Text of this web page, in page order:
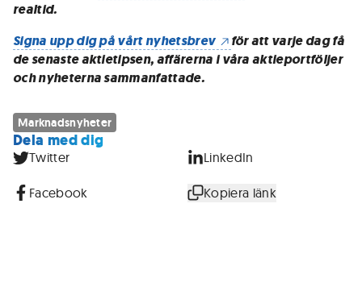
realtid.
Signa upp dig på vårt nyhetsbrev
för att varje dag få
de senaste aktietipsen, affärerna i våra aktieportföljer
och nyheterna sammanfattade.
Marknadsnyheter
Dela med dig
Twitter LinkedIn
Facebook Kopiera länk